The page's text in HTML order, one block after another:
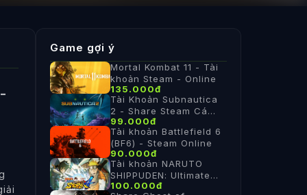
Game gợi ý
Mortal Kombat 11 - Tài
khoản Steam - Online
135.000đ
Tài Khoản Subnautica
2 - Share Steam Cá
Nhân
99.000đ
Tài khoản Battlefield 6
(BF6) - Steam Online
90.000đ
Tài khoản NARUTO
SHIPPUDEN: Ultimate
Ninja STORM 4 ✔️Online
100.000đ